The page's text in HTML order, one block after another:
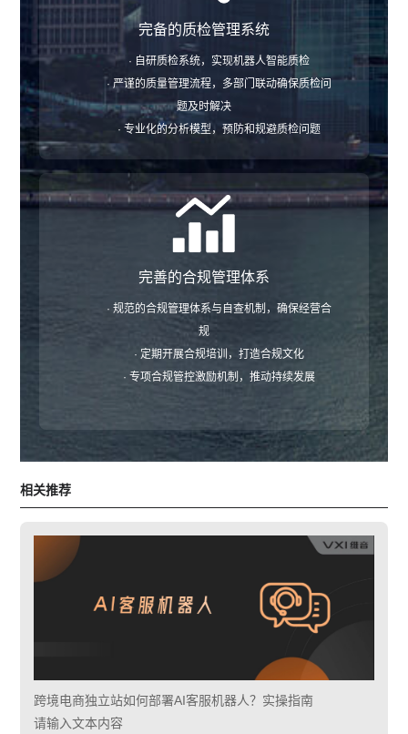
完备的质检管理系统
· 自研质检系统，实现机器人智能质检
· 严谨的质量管理流程，多部门联动确保质检问
题及时解决
· 专业化的分析模型，预防和规避质检问题
完善的合规管理体系
· 规范的合规管理体系与自查机制，确保经营合
规
· 定期开展合规培训，打造合规文化
· 专项合规管控激励机制，推动持续发展
相关推荐
跨境电商独立站如何部署AI客服机器人？实操指南
请输入文本内容